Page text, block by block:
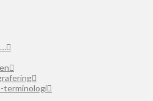
terminologi